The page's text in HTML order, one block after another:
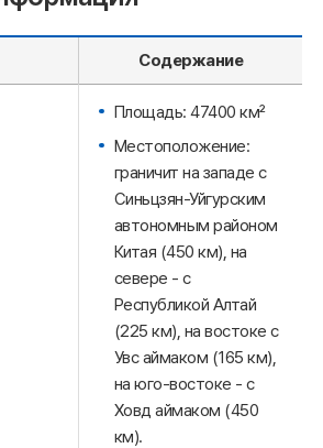
Содержание
Площадь: 47400 км²
Местоположение:
граничит на западе с
Синьцзян-Уйгурским
автономным районом
Китая (450 км), на
севере - с
Республикой Алтай
(225 км), на востоке с
Увс аймаком (165 км),
на юго-востоке - с
Ховд аймаком (450
км).